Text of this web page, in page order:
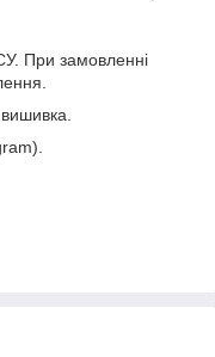
При замовленні